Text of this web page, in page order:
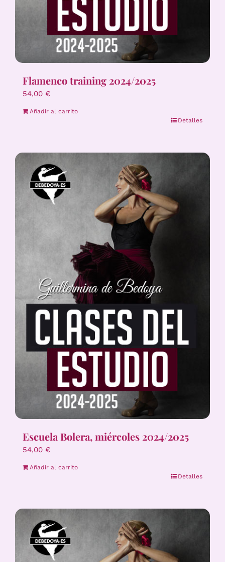
Flamenco training 2024/2025
54,00 €
Añadir al carrito
Detalles
Escuela Bolera, miércoles 2024/2025
54,00 €
Añadir al carrito
Detalles